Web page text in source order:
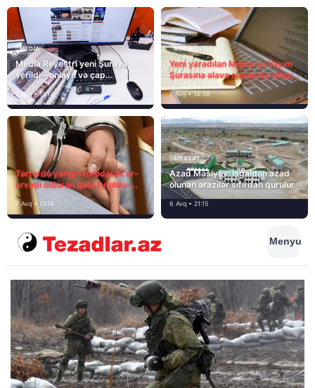
MEDİA
Media Reyestri yeni Şuraya
verildi – onlayn və çap
mediasını nə gözləyir?
7 Avq • 15:14
MEDİA
Yeni yaradılan Media və Yayım
Şurasına əlavə olaraq bu hüquq
və vəzifələr də verilib
7 Avq • 14:38
Tərtərdə yanğın törədərək ər-
arvadı öldürən qatil tutuldu-
SON DƏQİQƏ
7 Avq • 12:14
SIYASƏT
Azad Məsiyev: İşğaldan azad
olunan ərazilər sıfırdan qurulur
6 Avq • 21:15
Menyu